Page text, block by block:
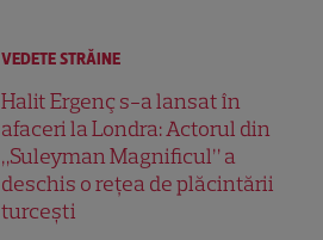
VEDETE STRĂINE
Halit Ergenç s-a lansat în
afaceri la Londra: Actorul din
„Suleyman Magnificul” a
deschis o rețea de plăcintării
turcești